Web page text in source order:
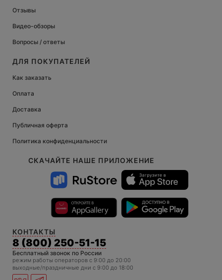
СКАЧАЙТЕ НАШЕ ПРИЛОЖЕНИЕ
КОНТАКТЫ
8 (800) 250-51-15
Бесплатный звонок по России
режим работы операторов c 9:00 до 20:00
выходные/праздничные дни с 9:00 до 18:00
Отзывы
Видео-обзоры
Вопросы / ответы
ДЛЯ ПОКУПАТЕЛЕЙ
Как заказать
Оплата
Доставка
Публичная оферта
Политика конфиденциальности